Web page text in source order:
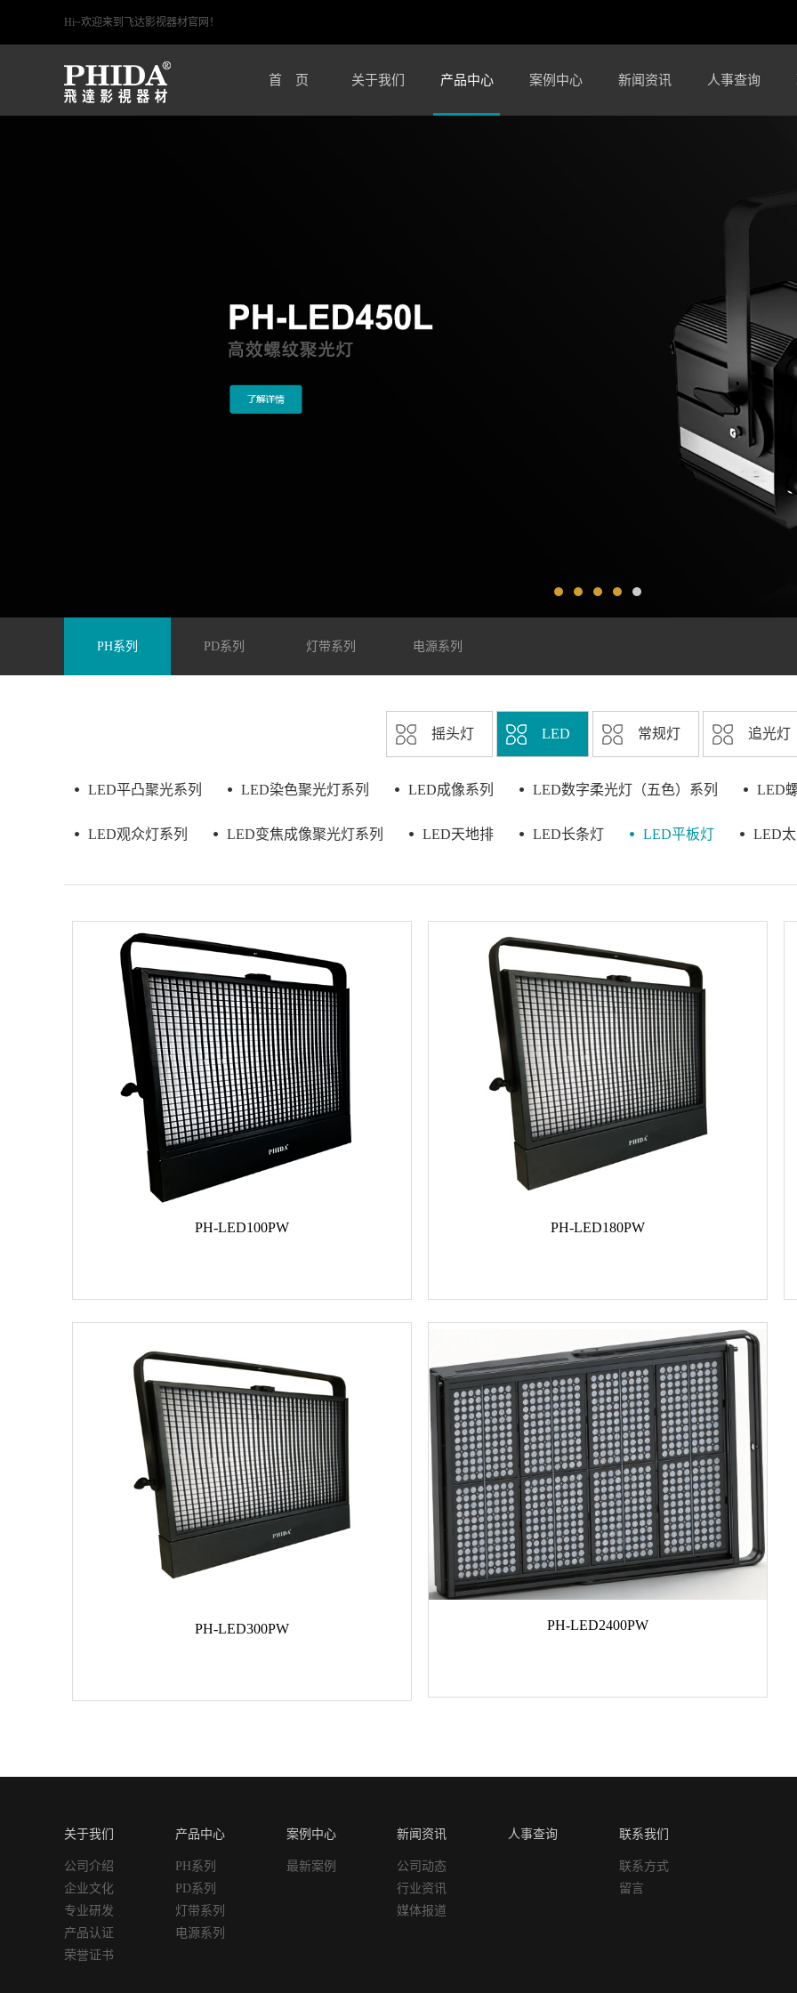
Hi~欢迎来到飞达影视器材官网！
首 页 关于我们 产品中心 案例中心 新闻资讯 人事查询
PH系列 PD系列 灯带系列 电源系列
摇头灯 LED 常规灯 追光灯
LED平凸聚光系列 LED染色聚光灯系列 LED成像系列 LED数字柔光灯（五色）系列 LED
LED观众灯系列 LED变焦成像聚光灯系列 LED天地排 LED长条灯 LED平板灯 LED
PH-LED100PW PH-LED180PW
PH-LED300PW PH-LED2400PW
关于我们
公司介绍
企业文化
专业研发
产品认证
荣誉证书
产品中心
PH系列
PD系列
灯带系列
电源系列
案例中心
最新案例
新闻资讯
公司动态
行业资讯
媒体报道
人事查询 联系我们
联系方式
留言